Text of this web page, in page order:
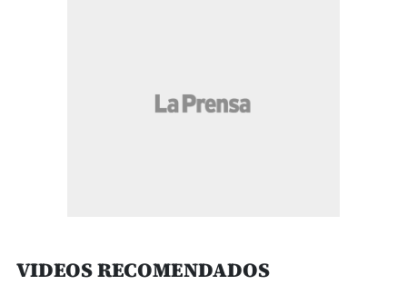
VIDEOS RECOMENDADOS